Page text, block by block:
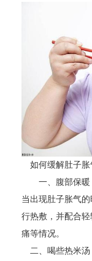
如何缓解肚子胀
一、腹部保暖
当出现肚子胀气
行热敷，并配合
痛等情况。
二、喝些热米汤